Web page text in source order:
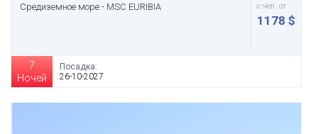
Средиземное море - MSC EURIBIA с чел. от
1178 $
7
Ночей
Посадка:
26-10-2027